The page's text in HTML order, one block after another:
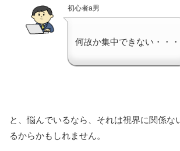
初心者a男
何故か集中できない・・・
と、悩んでいるなら、それは視界に関係な
るからかもしれません。